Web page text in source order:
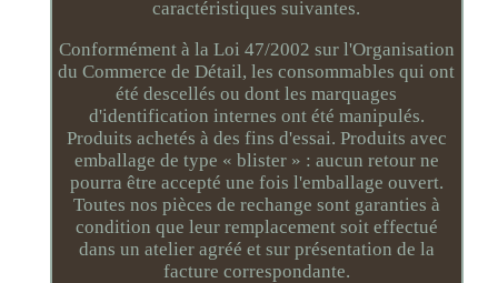
caractéristiques suivantes.
Conformément à la Loi 47/2002 sur l'Organisation
du Commerce de Détail, les consommables qui ont
été descellés ou dont les marquages
d'identification internes ont été manipulés.
Produits achetés à des fins d'essai. Produits avec
emballage de type « blister » : aucun retour ne
pourra être accepté une fois l'emballage ouvert.
Toutes nos pièces de rechange sont garanties à
condition que leur remplacement soit effectué
dans un atelier agréé et sur présentation de la
facture correspondante.